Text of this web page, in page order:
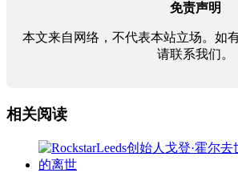
免责声明
本文来自网络，不代表本站立场。如
请联系我们。
相关阅读